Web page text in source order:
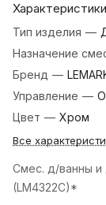
Характеристики
Тип изделия —
Назначение
Бренд —
Управление —
Цвет — Хром
Все
Смес. д/ванны и
(LM4322C)*